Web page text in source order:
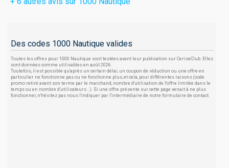
Des codes 1000 Nautique valides
Toutes les offres pour 1000 Nautique sont testées avant leur publication sur CeriseClub. Elles
sont données comme utilisables en août 2026.
Toutefois, il est possible qu'après un certain délai, un coupon de réduction ou une offre en
particulier ne fonctionne pas ou ne fonctionne plus, et cela, pour différentes raisons (code
promo retiré avant son terme par le marchand, nombre d'utilisation de l'offre limitée dans le
temps ou en nombre d'utilisateurs...). Si une offre présente sur cette page venait à ne plus
fonctionner, n'hésitez pas nous l'indiquer par l'intermédiaire de notre formulaire de contact.